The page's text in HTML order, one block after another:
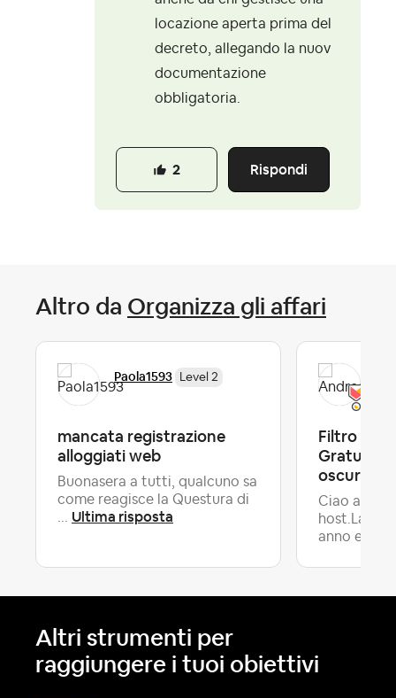
locazione aperta prima del
decreto, allegando la nuov
documentazione
obbligatoria.
Rispondi
2
Altro da Organizza gli affari
Paola1593 Level 2
mancata registrazione
alloggiati web
Buonasera a tutti, qualcuno sa
come reagisce la Questura di
Ultima risposta
Filtro
Gratuita:
oscura se
Ciao a
anno e m...
Altri strumenti per
raggiungere i tuoi obiettivi